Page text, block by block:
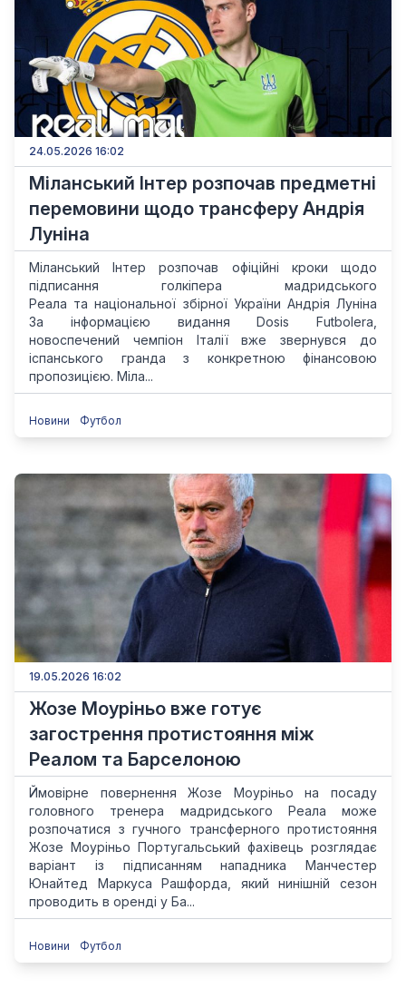
24.05.2026 16:02
Міланський Інтер розпочав предметні
перемовини щодо трансферу Андрія
Луніна
Міланський Інтер розпочав офіційні кроки щодо
підписання голкіпера мадридського
Реала та національної збірної України Андрія Луніна
За інформацією видання Dosis Futbolera,
новоспечений чемпіон Італії вже звернувся до
іспанського гранда з конкретною фінансовою
пропозицією. Міла...
Новини Футбол
19.05.2026 16:02
Жозе Моуріньо вже готує
загострення протистояння між
Реалом та Барселоною
Ймовірне повернення Жозе Моуріньо на посаду
головного тренера мадридського Реала може
розпочатися з гучного трансферного протистояння
Жозе Моуріньо Португальський фахівець розглядає
варіант із підписанням нападника Манчестер
Юнайтед Маркуса Рашфорда, який нинішній сезон
проводить в оренді у Ба...
Новини Футбол